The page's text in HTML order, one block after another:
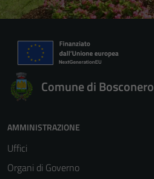
Comune di Bosconero
AMMINISTRAZIONE
Uffici
Organi di Governo